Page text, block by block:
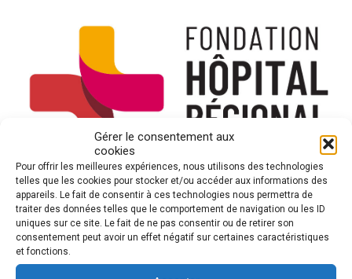
Gérer le consentement aux
cookies
Pour offrir les meilleures expériences, nous utilisons des technologies
telles que les cookies pour stocker et/ou accéder aux informations des
appareils. Le fait de consentir à ces technologies nous permettra de
traiter des données telles que le comportement de navigation ou les ID
uniques sur ce site. Le fait de ne pas consentir ou de retirer son
consentement peut avoir un effet négatif sur certaines caractéristiques
et fonctions.
Un grand merci à la Fondation de l’Hôpital régional de
Saint-Jérôme pour nous avoir permis de participer à
l’événement vélo à notre santé afin de lever des fonds
pour la Fondation Résidence Espace de Vie.